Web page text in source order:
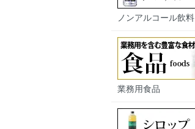
ノンアルコール飲料
業務用食品